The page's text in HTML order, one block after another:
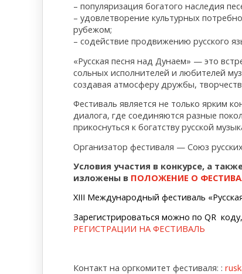
– популяризация богатого наследия
– удовлетворение культурных
рубежом;
– содействие продвижению русского
«Русская песня над Дунаем» — это
сольных исполнителей и любителей
создавая атмосферу дружбы,
Фестиваль является не только ярким
диалога, где соединяются разные
прикоснуться к богатству русской
Организатор фестиваля — Союз
Условия участия в конкурсе, а
изложены в ПОЛОЖЕНИЕ О
XIII Mеждународный фестиваль
Зарегистрироваться можно по QR
РЕГИСТРАЦИИ НА ФЕСТИВАЛЬ
Контакт на оргкомитет фестиваля: :